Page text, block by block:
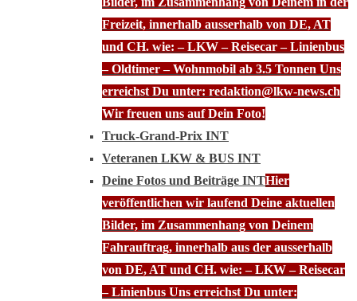
Freizeit, innerhalb ausserhalb von DE, AT
und CH. wie: – LKW – Reisecar – Linienbus
– Oldtimer – Wohnmobil ab 3.5 Tonnen Uns
erreichst Du unter: redaktion@lkw-news.ch
Wir freuen uns auf Dein Foto!
Truck-Grand-Prix INT
Veteranen LKW & BUS INT
Deine Fotos und Beiträge INTHier
veröffentlichen wir laufend Deine aktuellen
Bilder, im Zusammenhang von Deinem
Fahrauftrag, innerhalb aus der ausserhalb
von DE, AT und CH. wie: – LKW – Reisecar
– Linienbus Uns erreichst Du unter: